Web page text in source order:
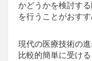
かどうかを検討す
を行うことがおすす
現代の医療技術の
比較的簡単に受け